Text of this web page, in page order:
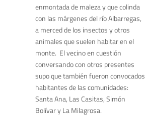
enmontada de maleza y que colinda
con las márgenes del río Albarregas,
a merced de los insectos y otros
animales que suelen habitar en el
monte. El vecino en cuestión
conversando con otros presentes
supo que también fueron convocados
habitantes de las comunidades:
Santa Ana, Las Casitas, Simón
Bolívar y La Milagrosa.